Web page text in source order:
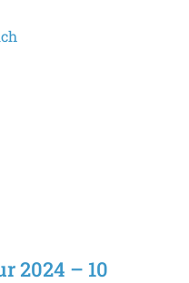
2024 – 10